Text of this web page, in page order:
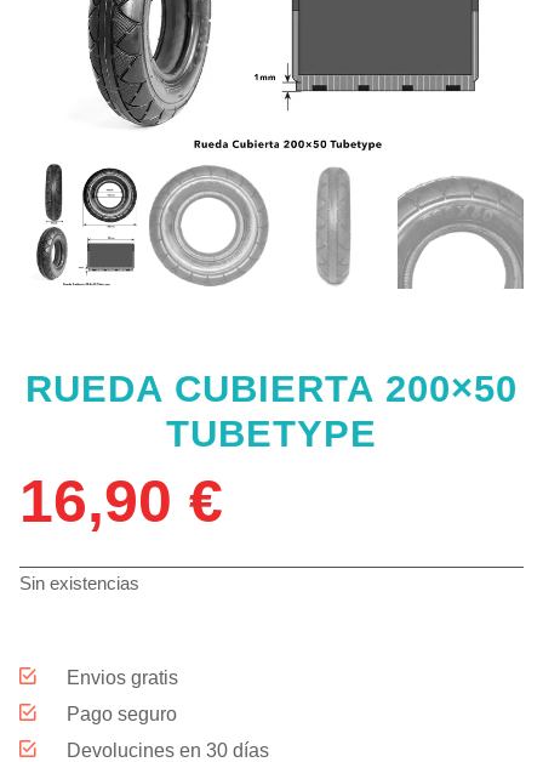
RUEDA CUBIERTA 200×50
TUBETYPE
16,90 €
Sin existencias
Envios gratis
Pago seguro
Devolucines en 30 días